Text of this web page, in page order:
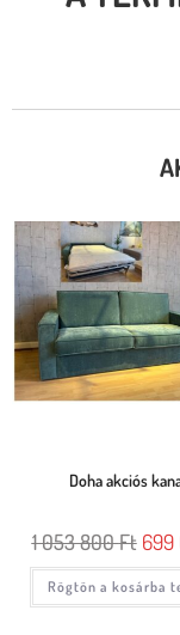
Doha akciós
1 053 800Ft
Rögtön a kosárba